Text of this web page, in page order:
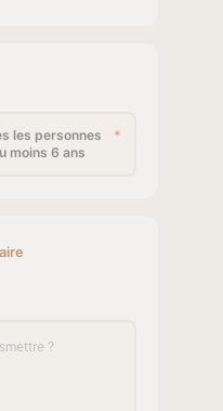
les personnes
moins 6 ans
*